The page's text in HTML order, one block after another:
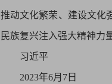
推动文化繁荣、建设文化
民族复兴注入强大精神力
习近平
2023年6月7日